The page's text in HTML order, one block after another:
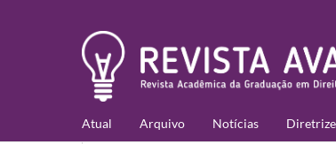
Atual Arquivo Notícias